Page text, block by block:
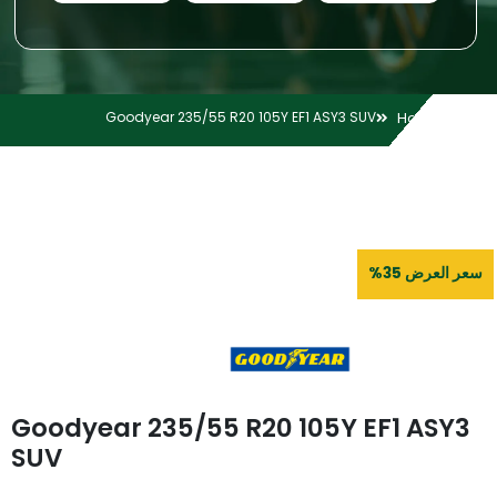
Home
Goodyear 235/55 R20 105Y EF1 ASY3 SUV
سعر العرض 35%
Goodyear 235/55 R20 105Y EF1 ASY3
SUV